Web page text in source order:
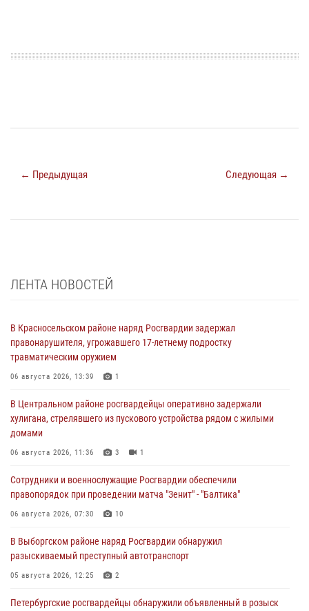
← Предыдущая Следующая →
ЛЕНТА НОВОСТЕЙ
В Красносельском районе наряд Росгвардии задержал
правонарушителя, угрожавшего 17-летнему подростку
травматическим оружием
06 августа 2026, 13:39 1
В Центральном районе росгвардейцы оперативно задержали
хулигана, стрелявшего из пускового устройства рядом с жилыми
домами
06 августа 2026, 11:36 3 1
Сотрудники и военнослужащие Росгвардии обеспечили
правопорядок при проведении матча "Зенит" - "Балтика"
06 августа 2026, 07:30 10
В Выборгском районе наряд Росгвардии обнаружил
разыскиваемый преступный автотранспорт
05 августа 2026, 12:25 2
Петербургские росгвардейцы обнаружили объявленный в розыск